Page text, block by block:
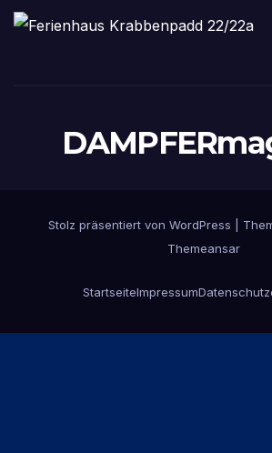
Stolz präsentiert von WordPress
Themeansar
StartseiteImpressum